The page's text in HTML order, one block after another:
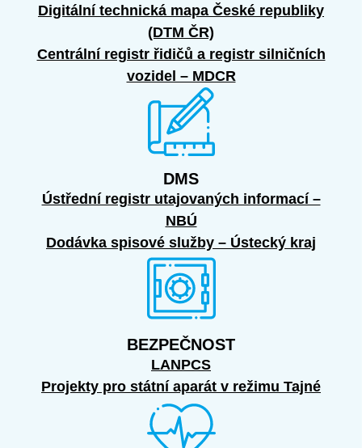
Digitální technická mapa České republiky
(DTM ČR)
Centrální registr řidičů a registr silničních
vozidel – MDCR
DMS
Ústřední registr utajovaných informací –
NBÚ
Dodávka spisové služby – Ústecký kraj
BEZPEČNOST
LANPCS
Projekty pro státní aparát v režimu Tajné